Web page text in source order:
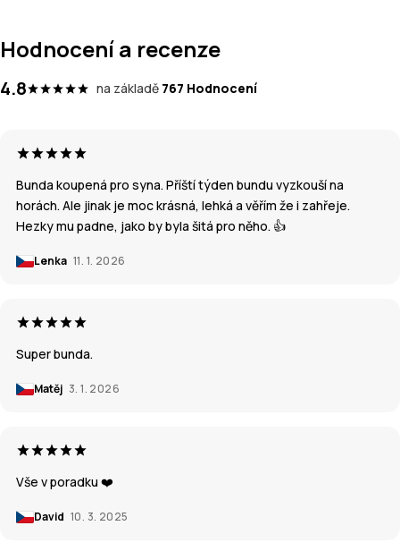
Hodnocení a recenze
4.8 na základě 767 Hodnocení
Bunda koupená pro syna. Příští týden bundu vyzkouší na
horách. Ale jinak je moc krásná, lehká a věřím že i zahřeje.
Hezky mu padne, jako by byla šitá pro něho. 👍
Lenka 11. 1. 2026
Super bunda.
Matěj 3. 1. 2026
Vše v poradku ❤️
David 10. 3. 2025